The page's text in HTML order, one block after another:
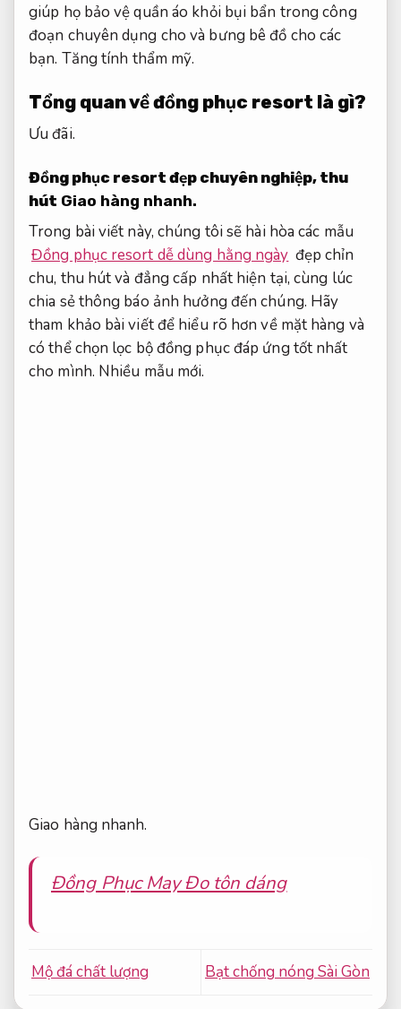
giúp họ bảo vệ quần áo khỏi bụi bẩn trong công
đoạn chuyên dụng cho và bưng bê đồ cho các
bạn. Tăng tính thẩm mỹ.
Tổng quan về đồng phục resort là gì?
Ưu đãi.
Đồng phục resort đẹp chuyên nghiệp, thu
hút Giao hàng nhanh.
Trong bài viết này, chúng tôi sẽ hài hòa các mẫu
Đồng phục resort dễ dùng hằng ngày đẹp chỉn
chu, thu hút và đẳng cấp nhất hiện tại, cùng lúc
chia sẻ thông báo ảnh hưởng đến chúng. Hãy
tham khảo bài viết để hiểu rõ hơn về mặt hàng và
có thể chọn lọc bộ đồng phục đáp ứng tốt nhất
cho mình. Nhiều mẫu mới.
Giao hàng nhanh.
Đồng Phục May Đo tôn dáng
Mộ đá chất lượng Bạt chống nóng Sài Gòn